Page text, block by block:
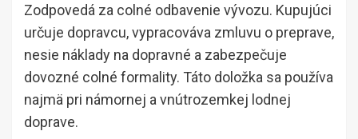
Zodpovedá za colné odbavenie vývozu. Kupujúci
určuje dopravcu, vypracováva zmluvu o preprave,
nesie náklady na dopravné a zabezpečuje
dovozné colné formality. Táto doložka sa používa
najmä pri námornej a vnútrozemkej lodnej
doprave.